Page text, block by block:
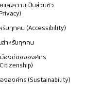
ละความเป็นส่วนตัว
รับทุกคน (Accessibility)
ำหรับทุกคน
มืองดีขององค์กร
งองค์กร (Sustainability)